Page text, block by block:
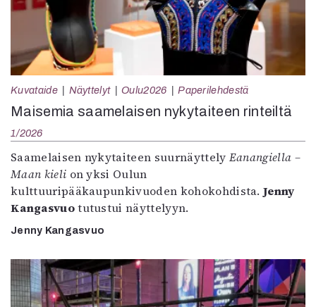
Kuvataide Näyttelyt Oulu2026 Paperilehdestä
Maisemia saamelaisen nykytaiteen rinteiltä
1/2026
Saamelaisen nykytaiteen suurnäyttely Eanangiella –
Maan kieli on yksi Oulun
kulttuuripääkaupunkivuoden kohokohdista.Jenny
Kangasvuotutustui näyttelyyn.
Jenny Kangasvuo